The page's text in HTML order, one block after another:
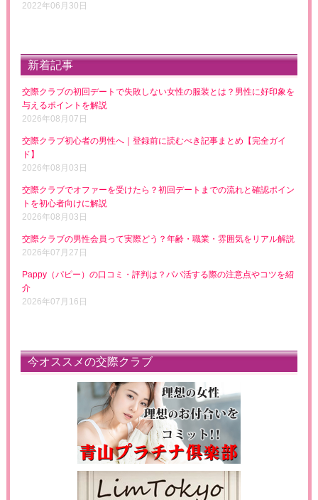
2022年06月30日
新着記事
交際クラブの初回デートで失敗しない女性の服装とは？男性に好印象を
与えるポイントを解説
2026年08月07日
交際クラブ初心者の男性へ｜登録前に読むべき記事まとめ【完全ガイ
ド】
2026年08月03日
交際クラブでオファーを受けたら？初回デートまでの流れと確認ポイン
トを初心者向けに解説
2026年08月03日
交際クラブの男性会員って実際どう？年齢・職業・雰囲気をリアル解説
2026年07月27日
Pappy（パピー）の口コミ・評判は？パパ活する際の注意点やコツを紹
介
2026年07月16日
今オススメの交際クラブ